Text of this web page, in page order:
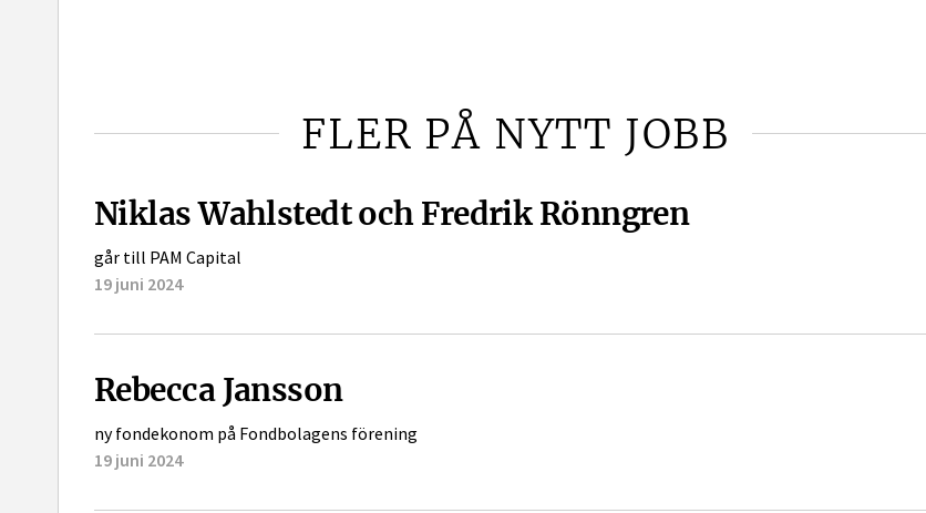
FLER PÅ NYTT JOBB
Niklas Wahlstedt och Fredrik Rönngren
går till PAM Capital
19 juni 2024
Rebecca Jansson
ny fondekonom på Fondbolagens förening
19 juni 2024